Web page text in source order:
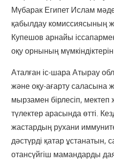
Мүбарак Египет Ислам
қабылдау комиссиясының
Купешов арнайы
оқу орнының
Аталған іс-шара Атырау
және оқу-ағарту саласына
мырзамен бірлесіп, мектеп
түлектер арасында өтті.
жастардың рухани
дәстүрді қатар ұстанатын,
отансүйгіш мамандарды